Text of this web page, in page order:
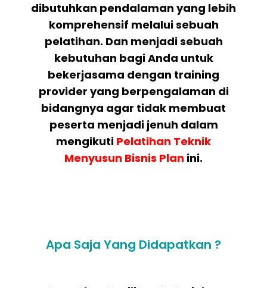
dibutuhkan pendalaman yang lebih
komprehensif melalui sebuah
pelatihan. Dan menjadi sebuah
kebutuhan bagi Anda untuk
bekerjasama dengan training
provider yang berpengalaman di
bidangnya agar tidak membuat
peserta menjadi jenuh dalam
mengikuti Pelatihan Teknik
Menyusun Bisnis Plan ini.
Apa Saja Yang Didapatkan ?